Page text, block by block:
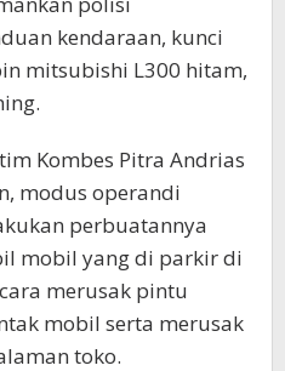
kendaraan, kunci
mitsubishi L300 hitam,
Kombes Pitra Andrias
modus operandi
perbuatannya
mobil yang di parkir di
merusak pintu
mobil serta merusak
toko.